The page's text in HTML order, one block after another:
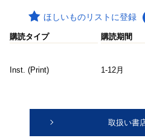
ほしいものリストに登録
購読タイプ 購読期間
Inst. (Print) 1-12月
取扱い書